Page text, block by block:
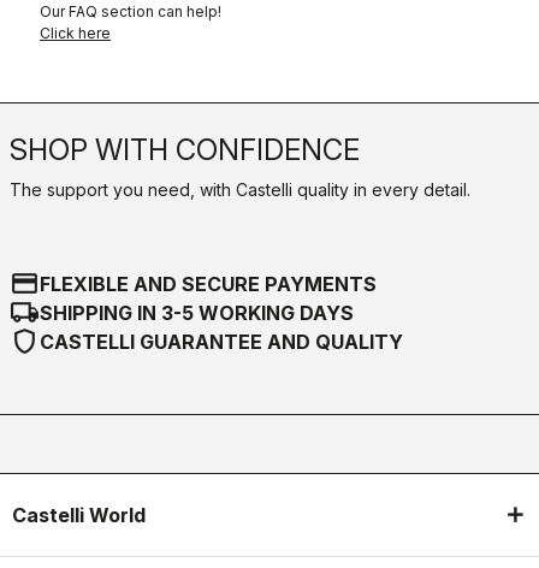
Our FAQ section can help!
Click here
SHOP WITH CONFIDENCE
The support you need, with Castelli quality in every detail.
credit_cardFLEXIBLE AND SECURE PAYMENTS
local_shippingSHIPPING IN 3-5 WORKING DAYS
shield CASTELLI GUARANTEE AND QUALITY
Castelli World